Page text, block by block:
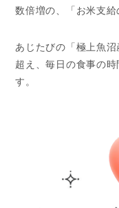
数倍増の、「お米支給
あじたびの「極上魚
超え、毎日の食事の
す。